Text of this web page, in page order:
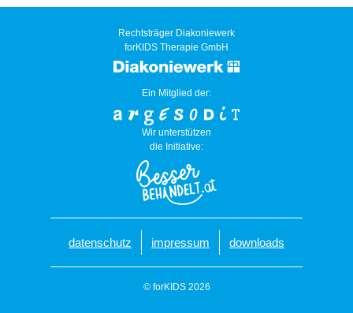
Rechtsträger Diakoniewerk
forKIDS Therapie GmbH
Ein Mitglied der:
Wir unterstützen
die Initiative:
datenschutz impressum downloads
© forKIDS 2026